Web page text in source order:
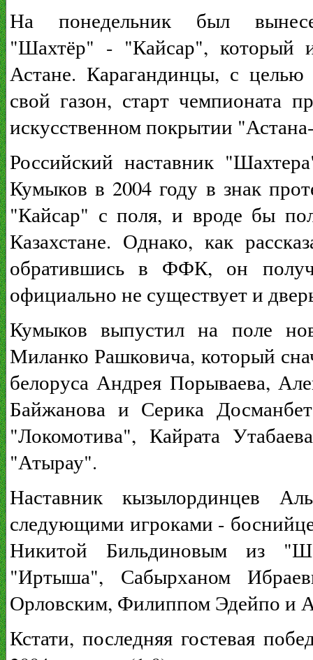
На понедельник был
"Шахтёр" - "Кайсар", который
Астане. Карагандинцы, с целью
свой газон, старт чемпионата
искусственном покрытии
Российский наставник
Кумыков в 2004 году в знак
"Кайсар" с поля, и вроде бы
Казахстане. Однако, как
обратившись в ФФК, он
официально не существует и
Кумыков выпустил на поле
Миланко Рашковича, который
белоруса Андрея Порываева,
Байжанова и Серика
"Локомотива", Кайрата
"Атырау".
Наставник кызылординцев
следующими игроками -
Никитой Бильдиновым из
"Иртыша", Сабырханом
Орловским, Филиппом Эдейпо и
Кстати, последняя гостевая